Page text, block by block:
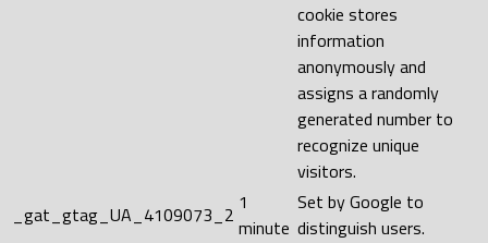
cookie stores
information
anonymously and
assigns a randomly
generated number to
recognize unique
visitors.
_gat_gtag_UA_4109073_2 1
minute
Set by Google to
distinguish users.